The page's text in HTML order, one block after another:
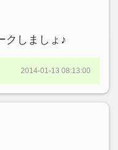
クしましょ♪
2014-01-13 08:13:00